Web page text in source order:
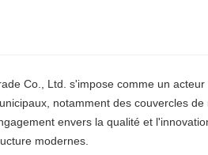
Co., Ltd. s'impose comme un
notamment des couvercles
envers la qualité et
modernes.